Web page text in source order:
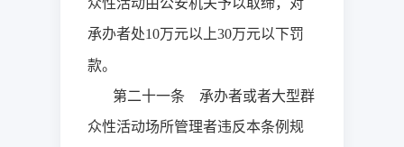
承办者处10万元以上30万元以下罚
款。
第二十一条 承办者或者大型群
众性活动场所管理者违反本条例规